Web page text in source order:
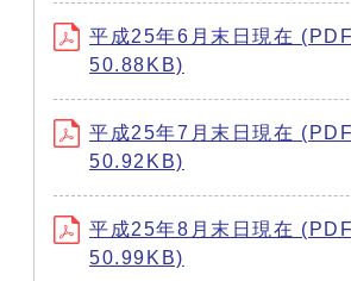
平成25年6月末日現在 (PDF
50.88KB)
平成25年7月末日現在 (PDF
50.92KB)
平成25年8月末日現在 (PDF
50.99KB)